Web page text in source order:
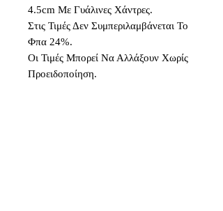
4.5cm Με Γυάλινες Χάντρες.
Στις Τιμές Δεν Συμπεριλαμβάνεται Το
Φπα 24%.
Οι Τιμές Μπορεί Να Αλλάξουν Χωρίς
Προειδοποίηση.